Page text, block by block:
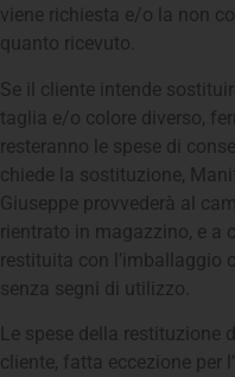
viene richiesta e/o la non
quanto ricevuto.
Se il cliente intende
taglia e/o colore diverso,
resteranno le spese di
chiede la sostituzione,
Giuseppe provvederà al
rientrato in magazzino, e a
restituita con l’imballaggio
senza segni di utilizzo.
Le spese della restituzione
cliente, fatta eccezione per